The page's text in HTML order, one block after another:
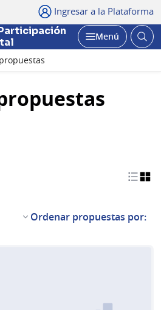
Ingresar a la Plataforma
Abrir
Menú
Ordenar propuestas por: